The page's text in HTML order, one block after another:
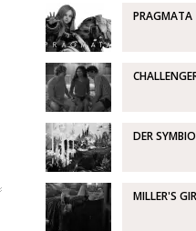
PRAGMATA
DER
MILLER'S